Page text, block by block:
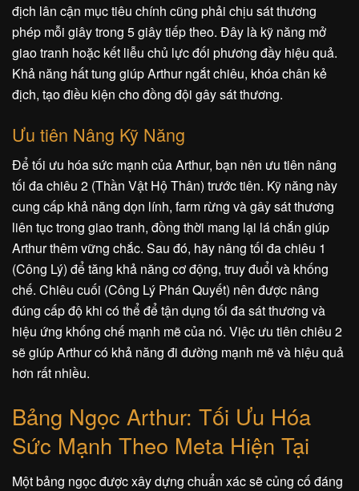
địch lân cận mục tiêu chính cũng phải chịu sát thương
phép mỗi giây trong 5 giây tiếp theo. Đây là kỹ năng mở
giao tranh hoặc kết liễu chủ lực đối phương đầy hiệu quả.
Khả năng hất tung giúp Arthur ngắt chiêu, khóa chân kẻ
địch, tạo điều kiện cho đồng đội gây sát thương.
Ưu tiên Nâng Kỹ Năng
Để tối ưu hóa sức mạnh của Arthur, bạn nên ưu tiên nâng
tối đa chiêu 2 (Thần Vật Hộ Thân) trước tiên. Kỹ năng này
cung cấp khả năng dọn lính, farm rừng và gây sát thương
liên tục trong giao tranh, đồng thời mang lại lá chắn giúp
Arthur thêm vững chắc. Sau đó, hãy nâng tối đa chiêu 1
(Công Lý) để tăng khả năng cơ động, truy đuổi và khống
chế. Chiêu cuối (Công Lý Phán Quyết) nên được nâng
đúng cấp độ khi có thể để tận dụng tối đa sát thương và
hiệu ứng khống chế mạnh mẽ của nó. Việc ưu tiên chiêu 2
sẽ giúp Arthur có khả năng đi đường mạnh mẽ và hiệu quả
hơn rất nhiều.
Bảng Ngọc Arthur: Tối Ưu Hóa
Sức Mạnh Theo Meta Hiện Tại
Một bảng ngọc được xây dựng chuẩn xác sẽ củng cố đáng